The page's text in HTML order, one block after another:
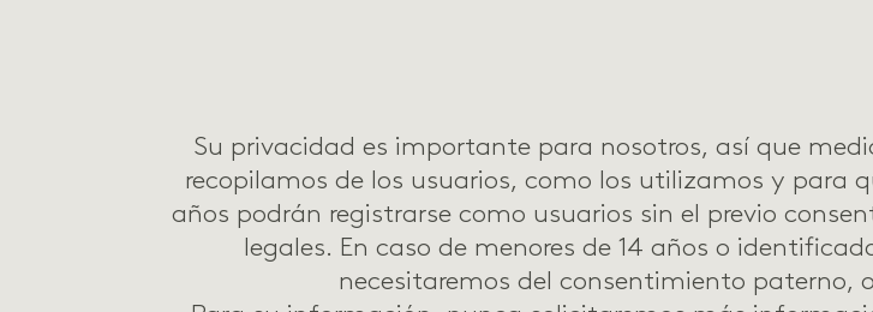
Su privacidad es importante para nosotros, así que
recopilamos de los usuarios, como los utilizamos y para
años podrán registrarse como usuarios sin el previo
legales. En caso de menores de 14 años o
necesitaremos del consentimiento paterno,